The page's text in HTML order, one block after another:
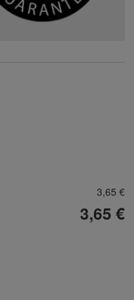
3,65 €
3,65 €